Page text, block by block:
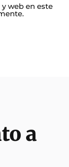
web en este
a